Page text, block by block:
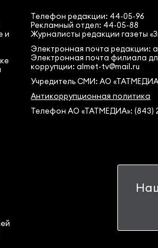
и
Телефон редакции: 44-05-96
Рекламный отдел: 44-05-88
Журналисты редакции газеты
Электронная почта редакции:
Электронная почта филиала
коррупции: almet-tv@mail.ru
Учредитель СМИ: АО
Антикоррупционная политика
Телефон АО «ТАТМЕДИА»: (843)